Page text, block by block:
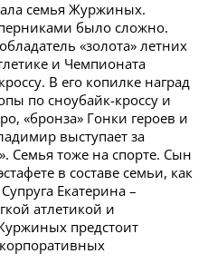
семья Журжиных.
было сложно.
«золота» летних
и Чемпионата
В его копилке наград
по сноубайк-кроссу и
«бронза» Гонки героев и
выступает за
Семья тоже на спорте. Сын
в составе семьи, как
Екатерина –
атлетикой и
предстоит
корпоративных